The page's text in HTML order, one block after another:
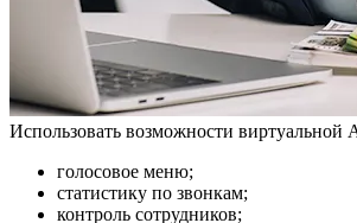
Использовать возможности виртуальной
голосовое меню;
статистику по звонкам;
контроль сотрудников;